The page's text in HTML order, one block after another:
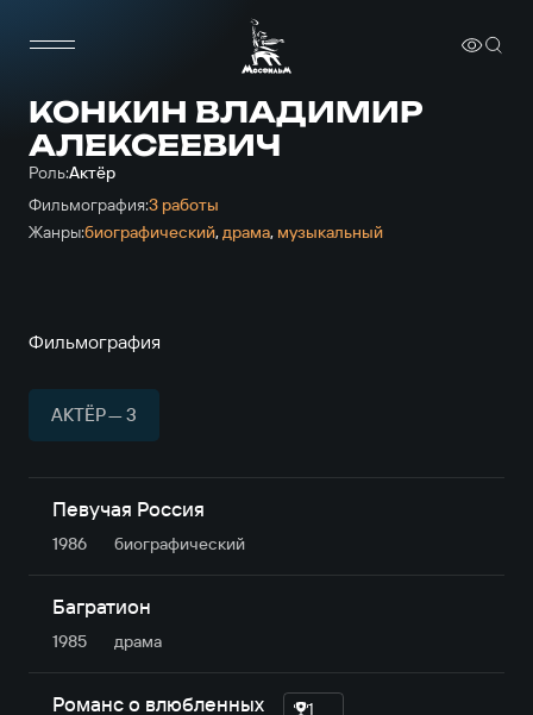
КОНКИН ВЛАДИМИР
АЛЕКСЕЕВИЧ
Роль:Актёр
Фильмография:3 работы
Жанры:биографический,драма, музыкальный
Фильмография
АКТЁР — 3
Певучая Россия
1986 биографический
Багратион
1985 драма
Романс о влюбленных
1